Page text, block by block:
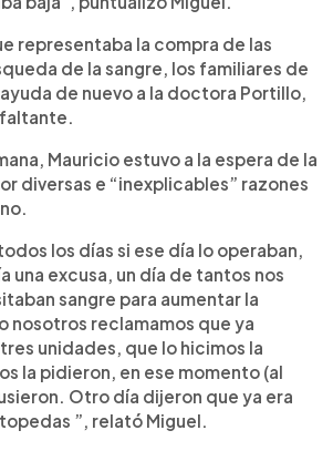
representaba la compra de las
de la sangre, los familiares de
de nuevo a la doctora Portillo,
Mauricio estuvo a la espera de la
diversas e “inexplicables” razones
los días si ese día lo operaban,
una excusa, un día de tantos nos
sangre para aumentar la
nosotros reclamamos que ya
unidades, que lo hicimos la
la pidieron, en ese momento (al
Otro día dijeron que ya era
”, relató Miguel.